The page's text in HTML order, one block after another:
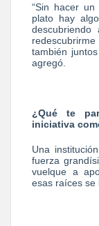
“Sin hacer
plato hay
también
agregó.
¿Qué te
iniciativa
Una
fuerza
vuelque a
esas raíces se